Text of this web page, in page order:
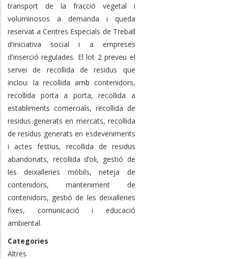
transport de la fracció vegetal i
voluminosos a demanda i queda
reservat a Centres Especials de Treball
d'iniciativa social i a empreses
d'inserció regulades. El lot 2 preveu el
servei de recollida de residus que
inclou: la recollida amb contenidors,
recollida porta a porta, recollida a
establiments comercials, recollida de
residus generats en mercats, recollida
de residus generats en esdeveniments
i actes festius, recollida de residus
abandonats, recollida d’oli, gestió de
les deixalleries mòbils, neteja de
contenidors, manteniment de
contenidors, gestió de les deixalleries
fixes, comunicació i educació
ambiental.
Categories
Altres